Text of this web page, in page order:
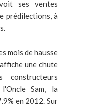
ses ventes
prédilections, à
mois de hausse
une chute
constructeurs
Sam, la
en 2012. Sur